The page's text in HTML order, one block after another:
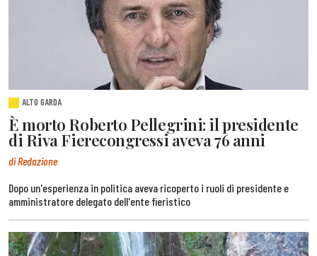
ALTO GARDA
È morto Roberto Pellegrini: il presidente
di Riva Fierecongressi aveva 76 anni
di Redazione
Dopo un'esperienza in politica aveva ricoperto i ruoli di presidente e
amministratore delegato dell'ente fieristico